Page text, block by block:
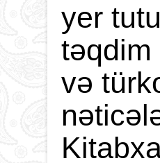
yer
təqdim
və